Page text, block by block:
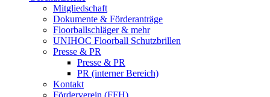
Mitgliedschaft
Dokumente & Förderanträge
Floorballschläger & mehr
UNIHOC Floorball Schutzbrillen
Presse & PR
Presse & PR
PR (interner Bereich)
Kontakt
Förderverein (FFH)